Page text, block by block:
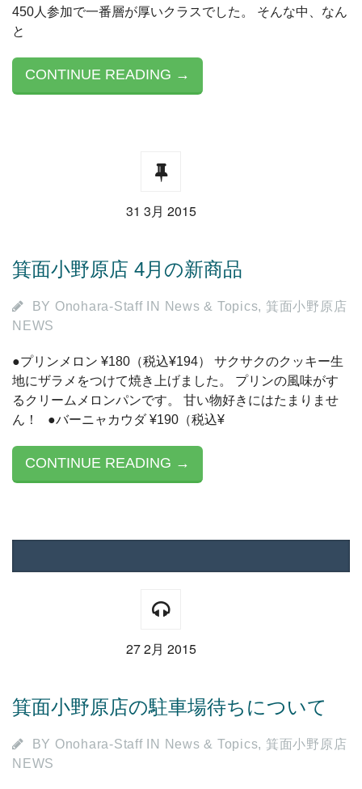
450人参加で一番層が厚いクラスでした。 そんな中、なん
と
CONTINUE READING →
31 3月 2015
箕面小野原店 4月の新商品
BY Onohara-StaffIN News & Topics, 箕面小野原店
NEWS
●プリンメロン ¥180（税込¥194） サクサクのクッキー生
地にザラメをつけて焼き上げました。 プリンの風味がす
るクリームメロンパンです。 甘い物好きにはたまりませ
ん！ ●バーニャカウダ ¥190（税込¥
CONTINUE READING →
27 2月 2015
箕面小野原店の駐車場待ちについて
BY Onohara-StaffIN News & Topics, 箕面小野原店
NEWS